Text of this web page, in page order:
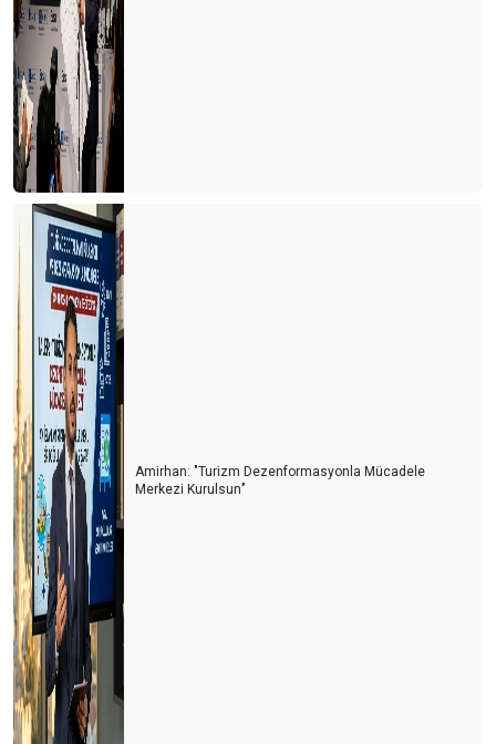
Turizmde siyasetin gölgesi
Korona virüsünün havacılık sektörüne finansal etkisi
Hazırlıklara başlayalım
Kötü başladık ama böyle gitmeyecek
Turizmde ortak strateji gerekli
Döviz kurlarını yakından izlemek gerekiyor
Nihayet 2018 yılı Havacılık Sektör Raporu yayınlandı
Değer zincirinde kırılma
Thomas Cook'tan son dakika golü
İlk 500
Rekor yılında herşey güllük gülistanlık mı?
Turizmin geleceğinde bizi neler bekliyor?
FİNANS PİYASALARININ GELECEĞİ
Marka kent Niğde projesi
İstanbul havalimanı
Finans Derneği'nde Yeni dönem
Almanlardan net bir dönüş yok
Amirhan: "Turizm Dezenformasyonla Mücadele
Merkezi Kurulsun’’